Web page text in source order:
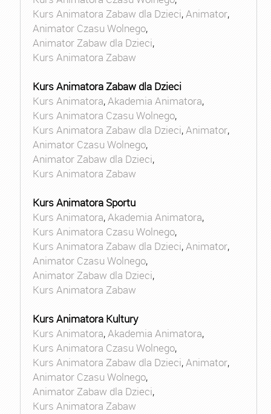
Kurs Animatora Zabaw dla Dzieci,Animator,
Animator Czasu Wolnego,
Animator Zabaw dla Dzieci,
Kurs Animatora Zabaw
Kurs Animatora Zabaw dla Dzieci
Kurs Animatora,Akademia Animatora,
Kurs Animatora Czasu Wolnego,
Kurs Animatora Zabaw dla Dzieci,Animator,
Animator Czasu Wolnego,
Animator Zabaw dla Dzieci,
Kurs Animatora Zabaw
Kurs Animatora Sportu
Kurs Animatora,Akademia Animatora,
Kurs Animatora Czasu Wolnego,
Kurs Animatora Zabaw dla Dzieci,Animator,
Animator Czasu Wolnego,
Animator Zabaw dla Dzieci,
Kurs Animatora Zabaw
Kurs Animatora Kultury
Kurs Animatora,Akademia Animatora,
Kurs Animatora Czasu Wolnego,
Kurs Animatora Zabaw dla Dzieci,Animator,
Animator Czasu Wolnego,
Animator Zabaw dla Dzieci,
Kurs Animatora Zabaw